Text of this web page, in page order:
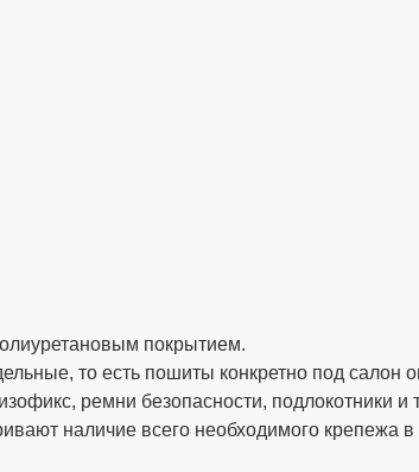
покрытием.
то есть пошиты конкретно под салон
ремни безопасности, подлокотники и
наличие всего необходимого крепежа в